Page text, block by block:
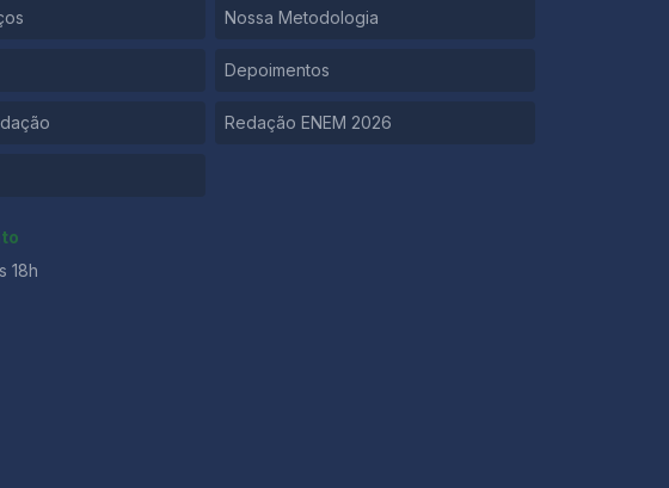
Nossa Metodologia
Depoimentos
Redação ENEM 2026
18h